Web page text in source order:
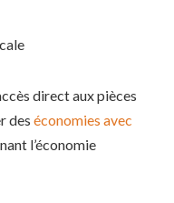
direct aux pièces
des économies avec
l’économie